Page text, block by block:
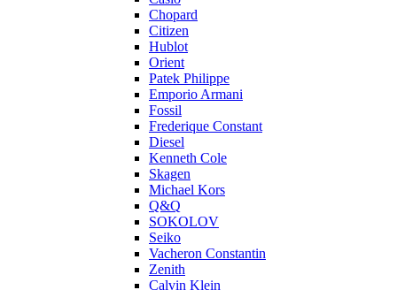
Chopard
Citizen
Hublot
Orient
Patek Philippe
Emporio Armani
Fossil
Frederique Constant
Diesel
Kenneth Cole
Skagen
Michael Kors
Q&Q
SOKOLOV
Seiko
Vacheron Constantin
Zenith
Calvin Klein